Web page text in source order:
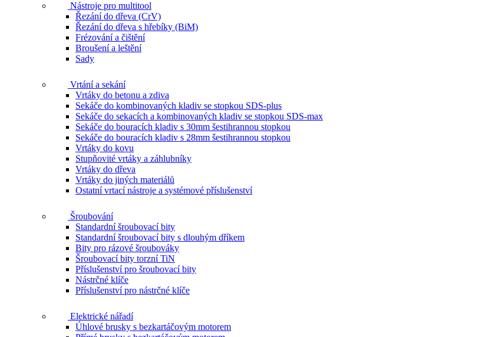
Nástroje pro multitool
Řezání do dřeva (CrV)
Řezání do dřeva s hřebíky (BiM)
Frézování a čištění
Broušení a leštění
Sady
Vrtání a sekání
Vrtáky do betonu a zdiva
Sekáče do kombinovaných kladiv se stopkou SDS-plus
Sekáče do sekacích a kombinovaných kladiv se stopkou SDS-max
Sekáče do bouracích kladiv s 30mm šestihrannou stopkou
Sekáče do bouracích kladiv s 28mm šestihrannou stopkou
Vrtáky do kovu
Stupňovité vrtáky a záhlubníky
Vrtáky do dřeva
Vrtáky do jiných materiálů
Ostatní vrtací nástroje a systémové příslušenství
Šroubování
Standardní šroubovací bity
Standardní šroubovací bity s dlouhým dříkem
Bity pro rázové šroubováky
Šroubovací bity torzní TiN
Příslušenství pro šroubovací bity
Nástrčné klíče
Příslušenství pro nástrčné klíče
Elektrické nářadí
Úhlové brusky s bezkartáčovým motorem